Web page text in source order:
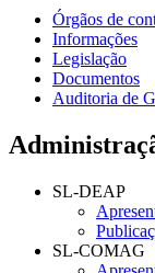
Órgãos de
Informações
Legislação
Documentos
Auditoria de
SL-DEAP
SL-COMAG